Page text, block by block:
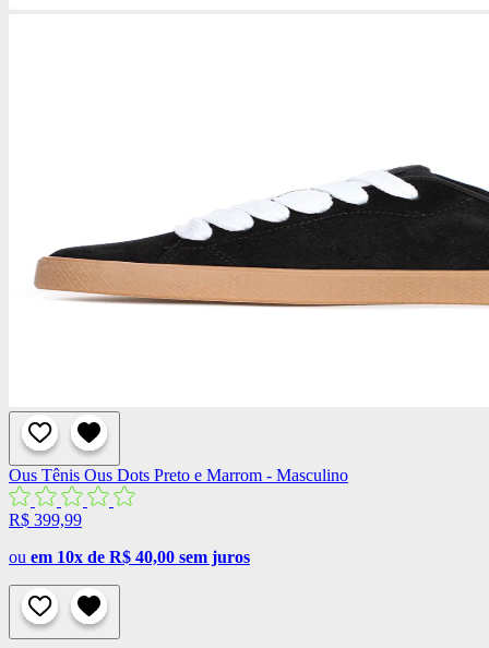
Ous Tênis Ous Dots Preto e Marrom - Masculino
R$ 399,99
ou em 10x de R$ 40,00 sem juros